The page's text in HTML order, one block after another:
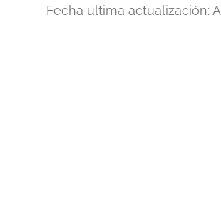
Fecha última actualización: